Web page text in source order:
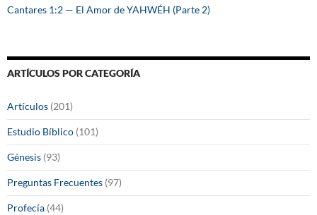
Cantares 1:2 — El Amor de YAHWÉH (Parte 2)
ARTÍCULOS POR CATEGORÍA
Artículos (201)
Estudio Bíblico (101)
Génesis (93)
Preguntas Frecuentes (97)
Profecía (44)